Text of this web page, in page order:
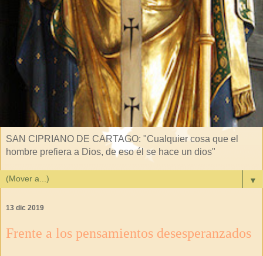
SAN CIPRIANO DE CARTAGO: "Cualquier cosa que el
hombre prefiera a Dios, de eso él se hace un dios"
▼
13 dic 2019
Frente a los pensamientos desesperanzados